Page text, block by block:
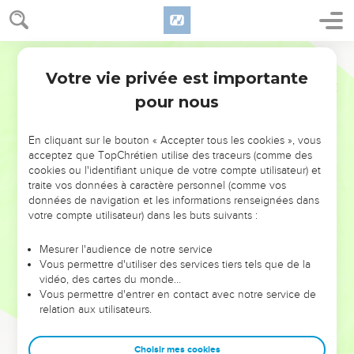
NE MANQUEZ PAS L’ÉVÉNEMENT
DE L’ANNÉE !
ET SI LEURS ERREURS POUVAIENT VOUS ÉVITER LES
VOTRES ?
leur foi ou leur vision. Mais on voit moins les doutes, les erreurs
et les saisons difficiles qu'ils ont traversés, alors même que ce
sont elles qui les ont façonnés.
Dans cette conférence, leaders, entrepreneurs, et responsables
clés pour avancer avec plus de sagesse afin que leurs erreurs
Votre vie privée est importante
pour nous
En cliquant sur le bouton « Accepter tous les cookies », vous
acceptez que TopChrétien utilise des traceurs (comme des
cookies ou l'identifiant unique de votre compte utilisateur) et
traite vos données à caractère personnel (comme vos
données de navigation et les informations renseignées dans
votre compte utilisateur) dans les buts suivants :
Mesurer l'audience de notre service
Vous permettre d'utiliser des services tiers tels que de la
vidéo, des cartes du monde…
Vous permettre d'entrer en contact avec notre service de
relation aux utilisateurs.
Choisir mes cookies